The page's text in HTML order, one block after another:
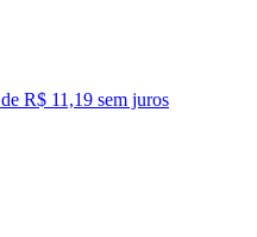
R$ 11,19 sem juros